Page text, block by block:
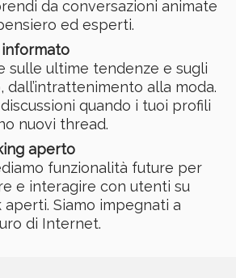
da conversazioni animate
ed esperti.
sulle ultime tendenze e sugli
dall’intrattenimento alla moda.
quando i tuoi profili
nuovi thread.
aperto
funzionalità future per
e interagire con utenti su
Siamo impegnati a
di Internet.